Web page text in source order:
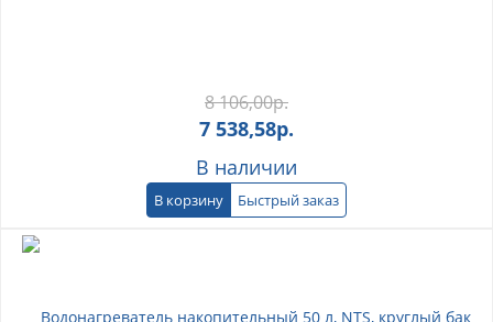
8 106,00р.
7 538,58р.
В наличии
В корзину Быстрый заказ